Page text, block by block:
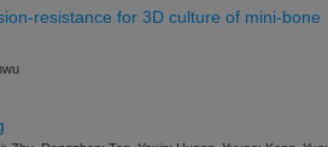
resistance for 3D culture of mini-bone